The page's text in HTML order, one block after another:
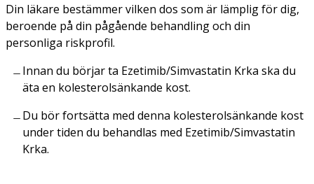
Din läkare bestämmer vilken dos som är lämplig för dig,
beroende på din pågående behandling och din
personliga riskprofil.
Innan du börjar ta Ezetimib/Simvastatin Krka ska du
äta en kolesterolsänkande kost.
Du bör fortsätta med denna kolesterolsänkande kost
under tiden du behandlas med Ezetimib/Simvastatin
Krka.